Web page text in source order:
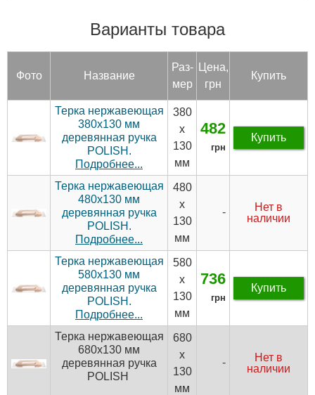
Варианты товара
Фото Название
Раз­
мер
Цена,
грн
Купить
Терка нержавеющая
380х130 мм
деревянная ручка
POLISH.
Подробнее...
380
х
130
мм
482
грн
Купить
Терка нержавеющая
480х130 мм
деревянная ручка
POLISH.
Подробнее...
480
х
130
мм
-
Нет в
наличии
Терка нержавеющая
580х130 мм
деревянная ручка
POLISH.
Подробнее...
580
х
130
мм
736
грн
Купить
Терка нержавеющая
680х130 мм
деревянная ручка
POLISH
680
х
130
мм
-
Нет в
наличии